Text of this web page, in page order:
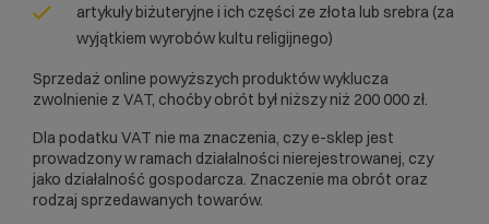
artykuły biżuteryjne i ich części ze złota lub srebra (za
wyjątkiem wyrobów kultu religijnego)
Sprzedaż online powyższych produktów wyklucza
zwolnienie z VAT, choćby obrót był niższy niż 200 000 zł.
Dla podatku VAT nie ma znaczenia, czy e-sklep jest
prowadzony w ramach działalności nierejestrowanej, czy
jako działalność gospodarcza. Znaczenie ma obrót oraz
rodzaj sprzedawanych towarów.